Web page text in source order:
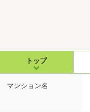
トップ
マンション名